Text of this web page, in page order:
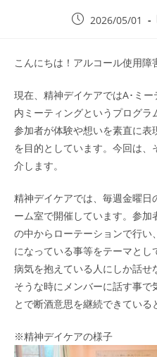
2026/05/01
こんにちは！アルコール使用障
現在、精神デイケアではA･ミ
内ミーティングというプログラ
参加者が体験や想いを素直に表
を目的としています。今回は
介します。
精神デイケアでは、毎週金曜
ーム室で開催しています。参
の中からローテーションで行
になっている事等をテーマと
病気を抱えている人にしか話せ
そうな時にメンバーに話す事で
とで断酒意思を継続できている
※精神デイケアの様子